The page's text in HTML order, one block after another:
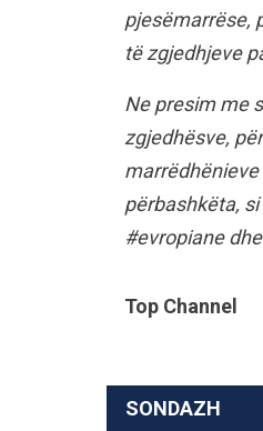
pjesëmarrëse,
të zgjedhjeve
Ne presim me
zgjedhësve,
përbashkëta,
#evropiane
Top Channel
SONDAZH